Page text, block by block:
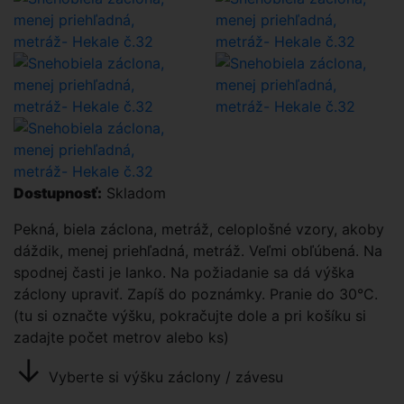
Dostupnosť: Skladom
Pekná, biela záclona, metráž, celoplošné vzory, akoby
dáždik, menej priehľadná, metráž. Veľmi obľúbená. Na
spodnej časti je lanko. Na požiadanie sa dá výška
záclony upraviť. Zapíš do poznámky. Pranie do 30°C.
(tu si označte výšku, pokračujte dole a pri košíku si
zadajte počet metrov alebo ks)
↓ Vyberte si výšku záclony / závesu